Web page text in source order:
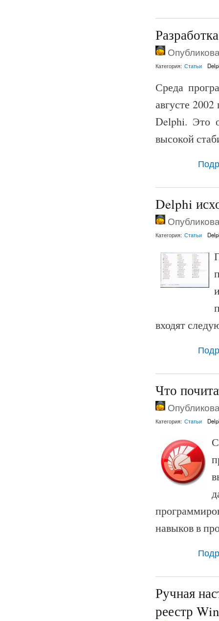
Категория: Статьи
Среда
августе
Delphi. Это
высокой
Delphi
Категория: Статьи
входят
Что
Категория: Статьи
навыков в
Ручная
реестр